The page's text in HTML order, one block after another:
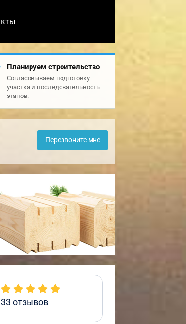
Планируем строительство
Согласовываем подготовку
участка и последовательность
этапов.
Перезвоните мне
33 отзывов